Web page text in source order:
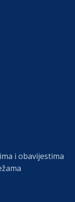
i obavijestima